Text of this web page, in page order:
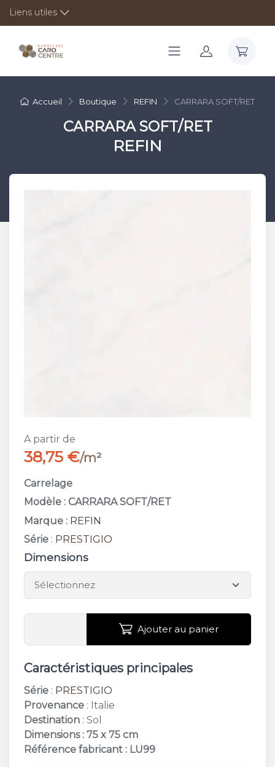
Liens utiles
Accueil Boutique REFIN CARRARA SOFT/RET
CARRARA SOFT/RET
REFIN
A partir de
38,75 €/m²
Carrelage
Modèle : CARRARA SOFT/RET
Marque : REFIN
Série : PRESTIGIO
Dimensions
Ajouter au panier
Caractéristiques principales
Série : PRESTIGIO
Provenance : Italie
Destination : Sol
Dimensions : 75 x 75 cm
Référence fabricant : LU99